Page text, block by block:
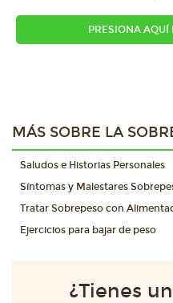
PRESIONA AQUÍ
MÁS SOBRE LA
Saludos e Historias Personales
Síntomas y Malestares
Tratar Sobrepeso con
Ejercicios para bajar de peso
¿Tienes